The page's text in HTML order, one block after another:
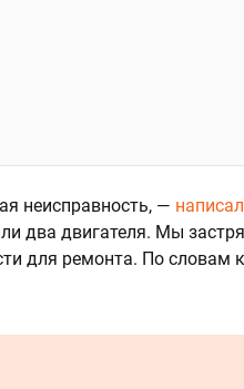
неисправность, — написал
два двигателя. Мы
для ремонта. По словам